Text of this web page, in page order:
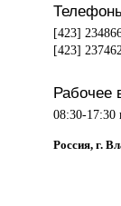
[423]
[423]
Рабочее
08:30-17:30
Россия, г.